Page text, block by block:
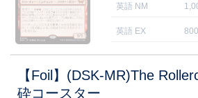
英語 NM
英語 EX
【Foil】(DSK-MR)The
砕コースター